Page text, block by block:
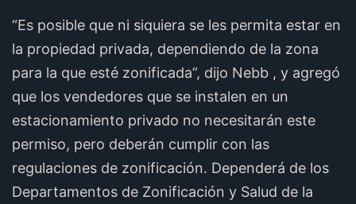
“Es posible que ni siquiera se les permita estar en
la propiedad privada, dependiendo de la zona
para la que esté zonificada”, dijo Nebb , y agregó
que los vendedores que se instalen en un
estacionamiento privado no necesitarán este
permiso, pero deberán cumplir con las
regulaciones de zonificación. Dependerá de los
Departamentos de Zonificación y Salud de la